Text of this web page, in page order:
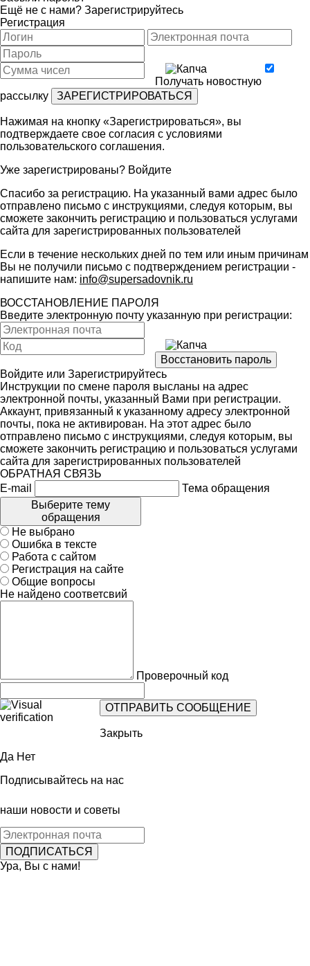
Ещё не с нами? Зарегистрируйтесь
Регистрация
Получать новостную
рассылку
Нажимая на кнопку «Зарегистрироваться», вы
подтверждаете свое согласия с условиями
пользовательского соглашения.
Уже зарегистрированы? Войдите
Спасибо за регистрацию. На указанный вами адрес было
отправлено письмо с инструкциями, следуя которым, вы
сможете закончить регистрацию и пользоваться услугами
сайта для зарегистрированных пользователей
Если в течение нескольких дней по тем или иным причинам
Вы не получили письмо с подтверждением регистрации -
напишите нам: info@supersadovnik.ru
ВОССТАНОВЛЕНИЕ ПАРОЛЯ
Введите электронную почту указанную при регистрации:
Войдите или Зарегистрируйтесь
Инструкции по смене пароля высланы на адрес
электронной почты, указанный Вами при регистрации.
Аккаунт, привязанный к указанному адресу электронной
почты, пока не активирован. На этот адрес было
отправлено письмо с инструкциями, следуя которым, вы
сможете закончить регистрацию и пользоваться услугами
сайта для зарегистрированных пользователей
ОБРАТНАЯ СВЯЗЬ
E-mail
Тема обращения
Выберите тему
обращения
Не выбрано
Ошибка в тексте
Работа с сайтом
Регистрация на сайте
Общие вопросы
Не найдено соответсвий
Проверочный код
Закрыть
Да Нет
Подписывайтесь на нас
наши новости и советы
Ура, Вы с нами!